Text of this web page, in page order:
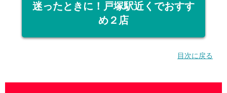
迷ったときに！戸塚駅近くでおすす
め２店
目次に戻る